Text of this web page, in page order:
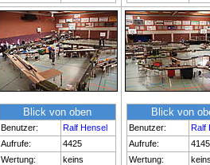
Blick von oben
Benutzer:
Ralf Hensel
Aufrufe:
4425
Wertung:
keins
Blick von
Benutzer:
Ralf
Aufrufe:
4145
Wertung: